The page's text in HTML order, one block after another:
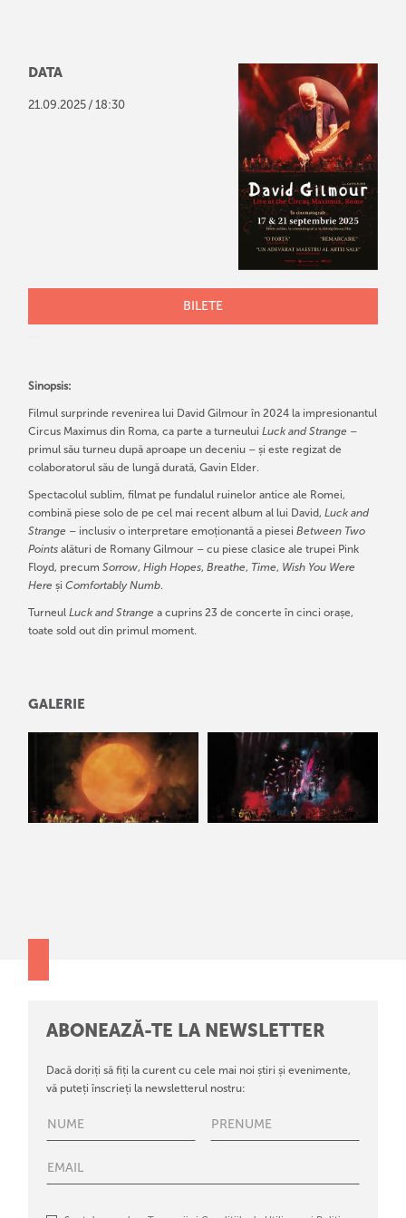
DATA
21 .09.2025 / 18:30
BILETE
Sinopsis:
Filmul surprinde revenirea lui David Gilmour în 2024 la impresionantul
Circus Maximus din Roma, ca parte a turneuluiLuck and Strange –
primul său turneu după aproape un deceniu – și este regizat de
colaboratorul său de lungă durată, Gavin Elder.
Spectacolul sublim, filmat pe fundalul ruinelor antice ale Romei,
combină piese solo de pe cel mai recent album al lui David,Luck and
Strange – inclusiv o interpretare emoționantă a pieseiBetween Two
Points alături de Romany Gilmour – cu piese clasice ale trupei Pink
Floyd, precumSorrow,High Hopes,Breathe, Time, Wish You Were
Here șiComfortably Numb.
TurneulLuck and Strange a cuprins 23 de concerte în cinci orașe,
toate sold out din primul moment.
GALERIE
ABONEAZĂ-TE LA NEWSLETTER
Dacă doriți să fiți la curent cu cele mai noi știri și evenimente,
vă puteți înscrieți la newsletterul nostru: